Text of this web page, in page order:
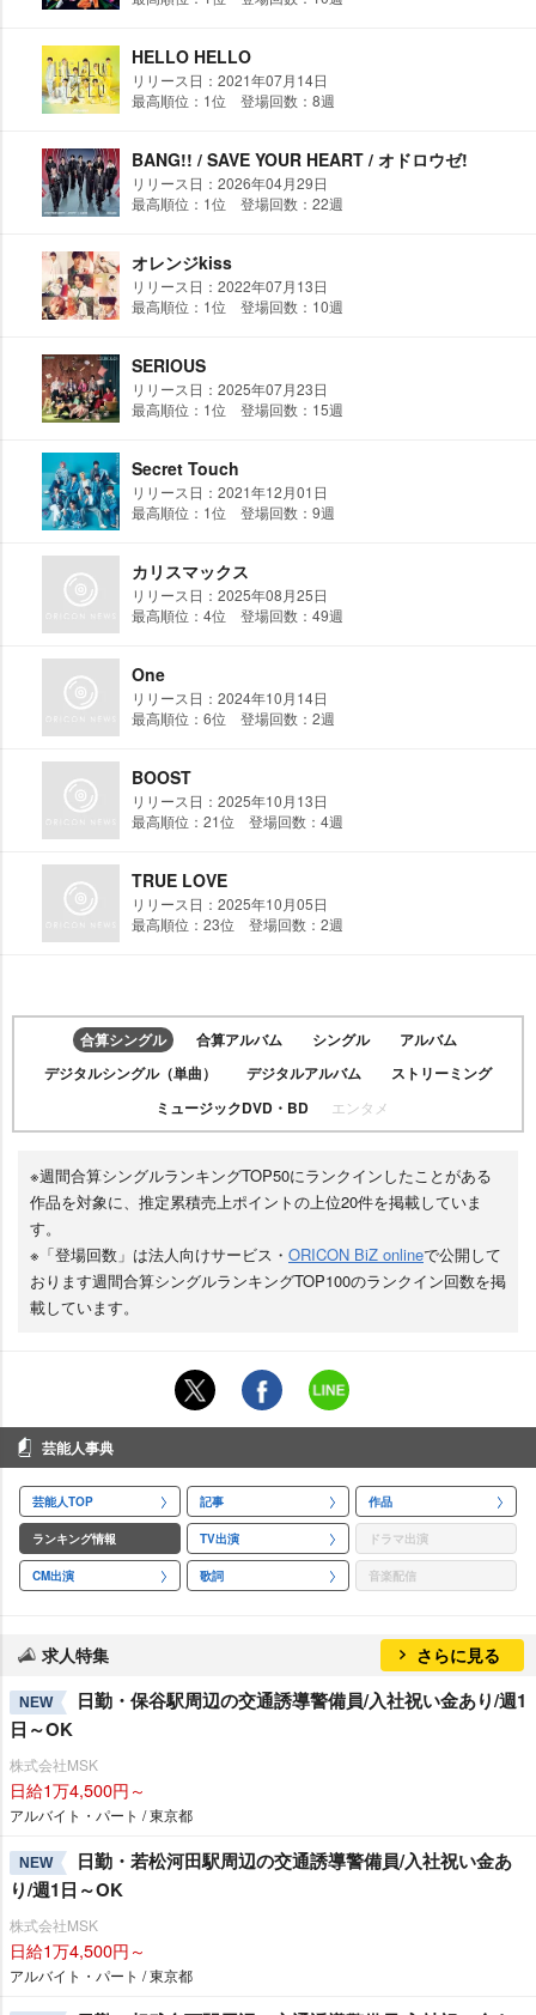
HELLO HELLO
リリース日：2021年07月14日
最高順位：1位 登場回数：8週
BANG!! / SAVE YOUR HEART / オドロウゼ!
リリース日：2026年04月29日
最高順位：1位 登場回数：22週
オレンジkiss
リリース日：2022年07月13日
最高順位：1位 登場回数：10週
SERIOUS
リリース日：2025年07月23日
最高順位：1位 登場回数：15週
Secret Touch
リリース日：2021年12月01日
最高順位：1位 登場回数：9週
カリスマックス
リリース日：2025年08月25日
最高順位：4位 登場回数：49週
One
リリース日：2024年10月14日
最高順位：6位 登場回数：2週
BOOST
リリース日：2025年10月13日
最高順位：21位 登場回数：4週
TRUE LOVE
リリース日：2025年10月05日
最高順位：23位 登場回数：2週
合算シングル 合算アルバム シングル
アルバム
デジタルシングル（単曲）
デジタルアルバム
ストリーミング
ミュージックDVD・BD
エンタメ
※週間合算シングルランキングTOP50にランクインしたことがある
作品を対象に、推定累積売上ポイントの上位20件を掲載していま
す。
※「登場回数」は法人向けサービス・ ORICON BiZ onlineで公開して
おります週間合算シングルランキングTOP100のランクイン回数を掲
載しています。
芸能人事典
芸能人TOP 記事 作品
ランキング情報 TV出演 ドラマ出演
CM出演 歌詞 音楽配信
求人特集 さらに見る
NEW
日勤・保谷駅周辺の交通誘導警備員/入社祝い金あり/週1
日～OK
株式会社MSK
日給1万4,500円～
アルバイト・パート / 東京都
NEW
日勤・若松河田駅周辺の交通誘導警備員/入社祝い金あ
り/週1日～OK
株式会社MSK
日給1万4,500円～
アルバイト・パート / 東京都